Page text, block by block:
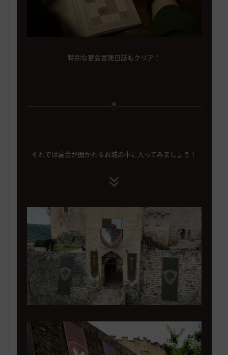
特別な宴会冒険日誌もクリア！
それでは宴会が開かれるお城の中に入ってみましょう！